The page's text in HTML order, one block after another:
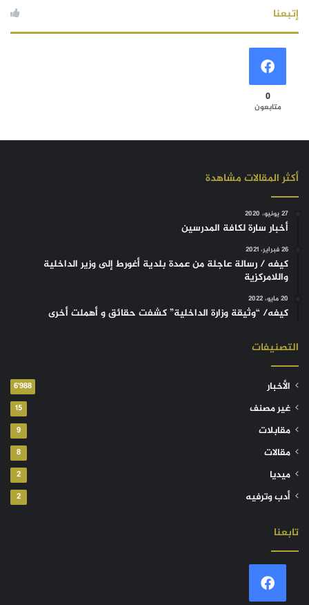
إتبعنا
0
متابعون
أكثر المقالات مشاهدة
27 يونيو، 2020
أخبار سارة لكافة المدرسين
26 فبراير، 2021
كيفه / رسالة عاجلة من عمدة بلدية أغورط إلى وزير الداخلية
واللامركزية
20 مايو، 2022
كيفه/ “وثيقة وزارة الداخلية” كشفت حقائق و أهملت أخرى
التصنيفات
الأخبار 6٬988
غير مصنف 15
مقابلات 9
مقالات 8
ميديا 2
أدب وترفيه 2
تابعنا